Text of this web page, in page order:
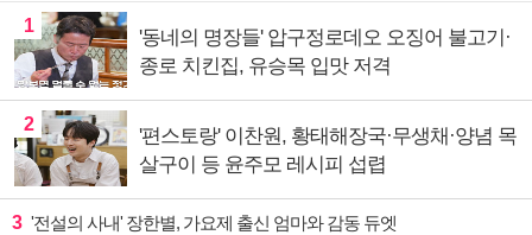
1
'동네의 명장들' 압구정로데오 오징어 불고기·
종로 치킨집, 유승목 입맛 저격
2
'편스토랑' 이찬원, 황태해장국·무생채·양념 목
살구이 등 윤주모 레시피 섭렵
3 '전설의 사내' 장한별, 가요제 출신 엄마와 감동 듀엣